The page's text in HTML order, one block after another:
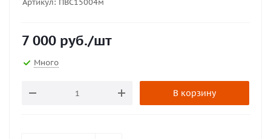
Артикул: ПВС15004м
7 000 руб./шт
Много
В корзину